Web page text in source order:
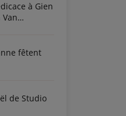
à Gien
Van
fêtent
de Studio